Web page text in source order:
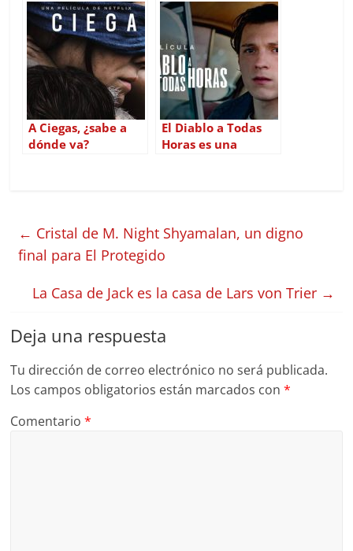
con Natalie
Portman
A Ciegas, ¿sabe a
dónde va?
El Diablo a Todas
Horas es una
← Cristal de M. Night Shyamalan, un digno
final para El Protegido
La Casa de Jack es la casa de Lars von Trier →
Deja una respuesta
Tu dirección de correo electrónico no será publicada.
Los campos obligatorios están marcados con*
Comentario*